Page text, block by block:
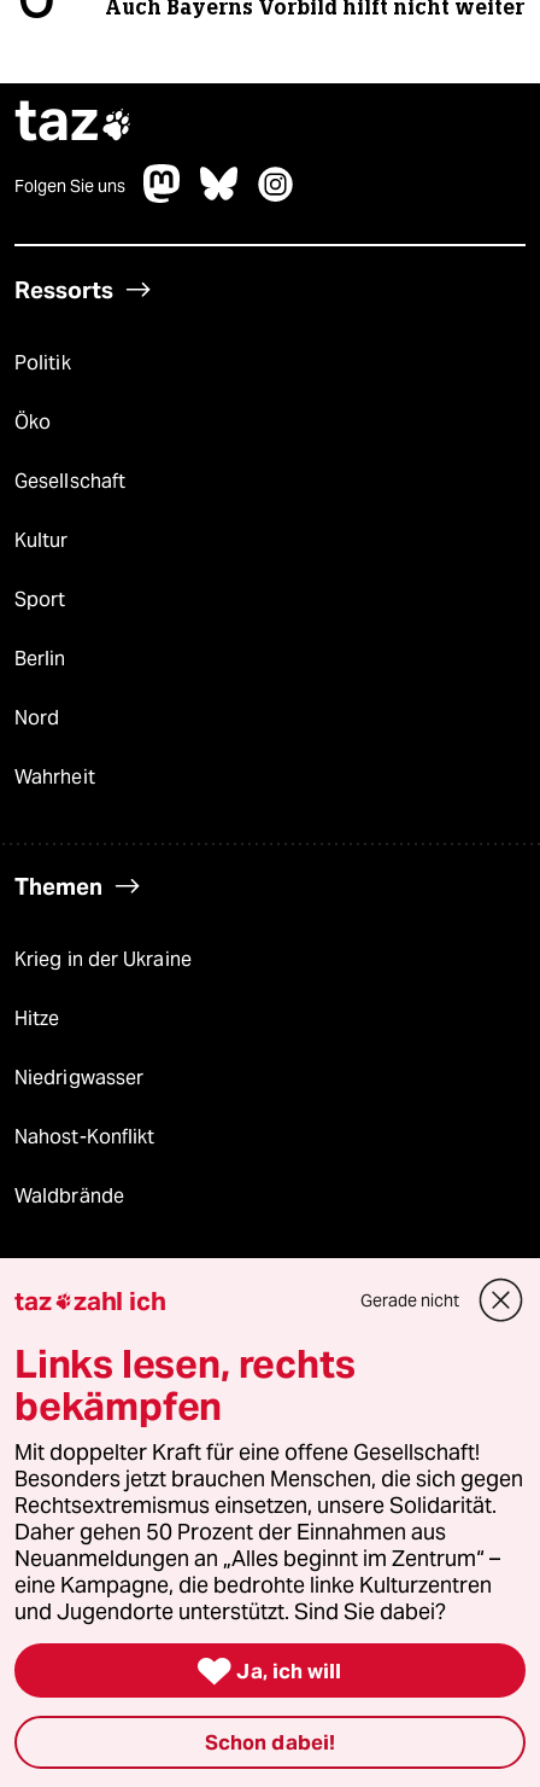
Auch Bayerns Vorbild hilft nicht weiter
taz
Folgen Sie uns
Ressorts
Politik
Öko
Gesellschaft
Kultur
Sport
Berlin
Nord
Wahrheit
Themen
Krieg in der Ukraine
Hitze
Niedrigwasser
Nahost-Konflikt
Waldbrände
Verlag
Aktuelles
Die Seitenwende
Stellen
Presse
Unterstützen
taz zahl ich Gerade nicht
Links lesen, rechts
bekämpfen
Mit doppelter Kraft für eine offene Gesellschaft!
Besonders jetzt brauchen Menschen, die sich gegen
Rechtsextremismus einsetzen, unsere Solidarität.
Daher gehen 50 Prozent der Einnahmen aus
Neuanmeldungen an „Alles beginnt im Zentrum“ –
eine Kampagne, die bedrohte linke Kulturzentren
und Jugendorte unterstützt. Sind Sie dabei?
 Ja, ich will
Schon dabei!